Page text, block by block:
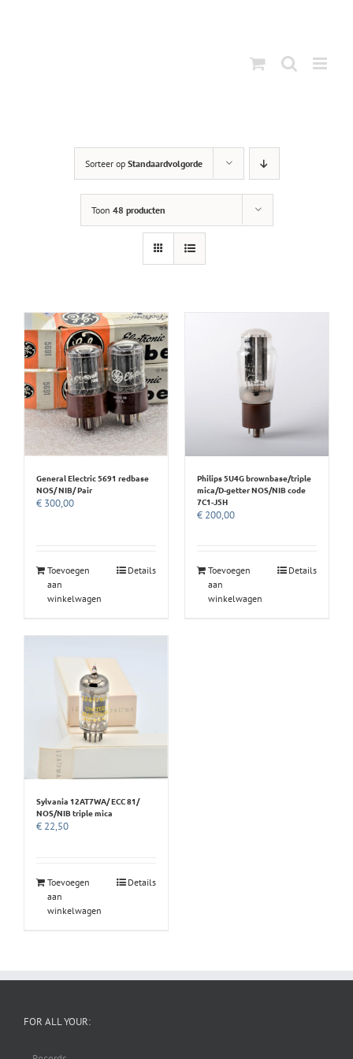
Sorteer op Standaardvolgorde
Toon 48 producten
General Electric 5691 redbase
NOS/ NIB/ Pair
€ 300,00
Toevoegen
aan
winkelwagen
Details
Philips 5U4G brownbase/triple
mica/D-getter NOS/NIB code
7C1-J5H
€ 200,00
Toevoegen
aan
winkelwagen
Details
Sylvania 12AT7WA/ ECC 81/
NOS/NIB triple mica
€ 22,50
Toevoegen
aan
winkelwagen
Details
FOR ALL YOUR: